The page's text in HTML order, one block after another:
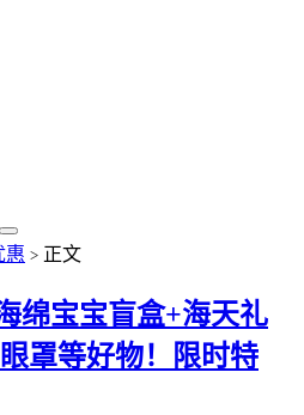
惠 > 正文
绵宝宝盲盒+海天礼
罩等好物！限时特